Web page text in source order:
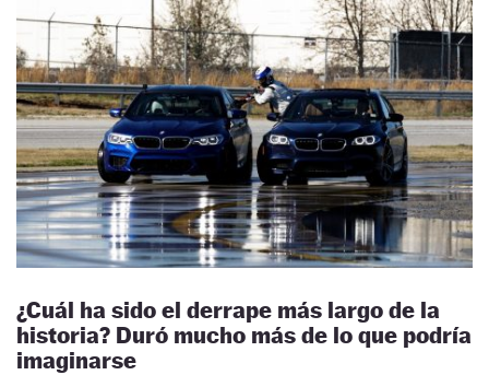
¿Cuál ha sido el derrape más largo de la
historia? Duró mucho más de lo que podría
imaginarse